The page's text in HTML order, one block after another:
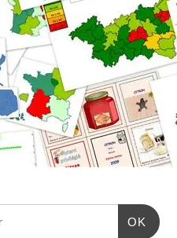
OK